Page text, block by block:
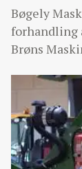
Bøgely
forhandling
Brøns